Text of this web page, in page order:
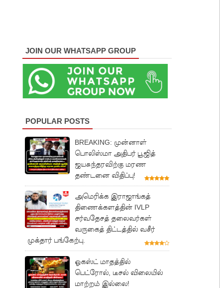
JOIN OUR WHATSAPP GROUP
POPULAR POSTS
BREAKING: முன்னாள்
பொலிஸ்மா அதிபர் பூஜித்
ஜயசுந்தரவிற்கு மரண
தண்டனை விதிப்பு!
அமெரிக்க இராஜாங்கத்
திணைக்களத்தின் IVLP
சர்வதேசத் தலைவர்கள்
வருகைத் திட்டத்தில் வசீர்
முக்தார் பங்கேற்பு.
ஓகஸ்ட் மாதத்தில்
பெட்ரோல், டீசல் விலையில்
மாற்றம் இல்லை!